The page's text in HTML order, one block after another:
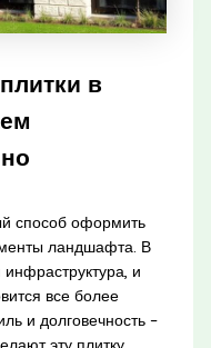
в
способ оформить
ландшафта. В
и
все более
и долговечность –